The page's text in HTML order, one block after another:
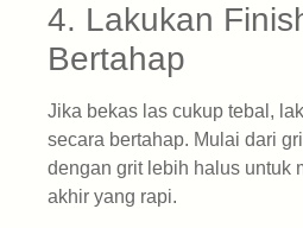
4. Lakukan
Bertahap
Jika bekas las cukup tebal,
secara bertahap. Mulai dari
dengan grit lebih halus untuk
akhir yang rapi.